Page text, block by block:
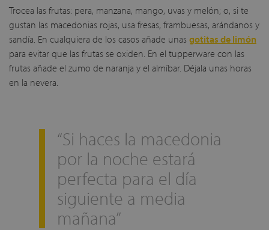
Trocea las frutas: pera, manzana, mango, uvas y melón; o, si te
gustan las macedonias rojas, usa fresas, frambuesas, arándanos y
sandía. En cualquiera de los casos añade unas gotitas de limón
para evitar que las frutas se oxiden. En el tupperware con las
frutas añade el zumo de naranja y el almíbar. Déjala unas horas
en la nevera.
“Si haces la macedonia
por la noche estará
perfecta para el día
siguiente a media
mañana”